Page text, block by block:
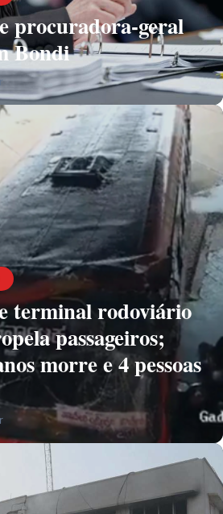
procuradora-geral
Bondi
terminal rodoviário
passageiros;
morre e 4 pessoas